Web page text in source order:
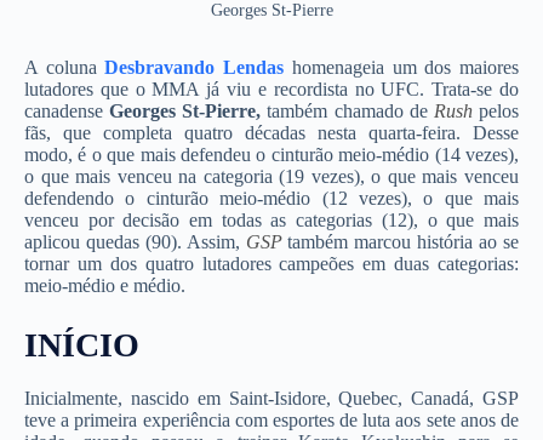
Georges St-Pierre
A colunaDesbravando Lendas homenageia um dos maiores
lutadores que o MMA já viu e recordista no UFC. Trata-se do
canadenseGeorges St-Pierre, também chamado de Rushpelos
fãs, que completa quatro décadas nesta quarta-feira. Desse
modo, é o que mais defendeu o cinturão meio-médio (14 vezes),
o que mais venceu na categoria (19 vezes), o que mais venceu
defendendo o cinturão meio-médio (12 vezes), o que mais
venceu por decisão em todas as categorias (12), o que mais
aplicou quedas (90). Assim, GSPtambém marcou história ao se
tornar um dos quatro lutadores campeões em duas categorias:
meio-médio e médio.
INÍCIO
Inicialmente, nascido em Saint-Isidore, Quebec, Canadá, GSP
teve a primeira experiência com esportes de luta aos sete anos de